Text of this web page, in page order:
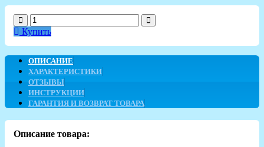
Купить
ОПИСАНИЕ
ХАРАКТЕРИСТИКИ
ОТЗЫВЫ
ИНСТРУКЦИИ
ГАРАНТИЯ И ВОЗВРАТ ТОВАРА
Описание товара: